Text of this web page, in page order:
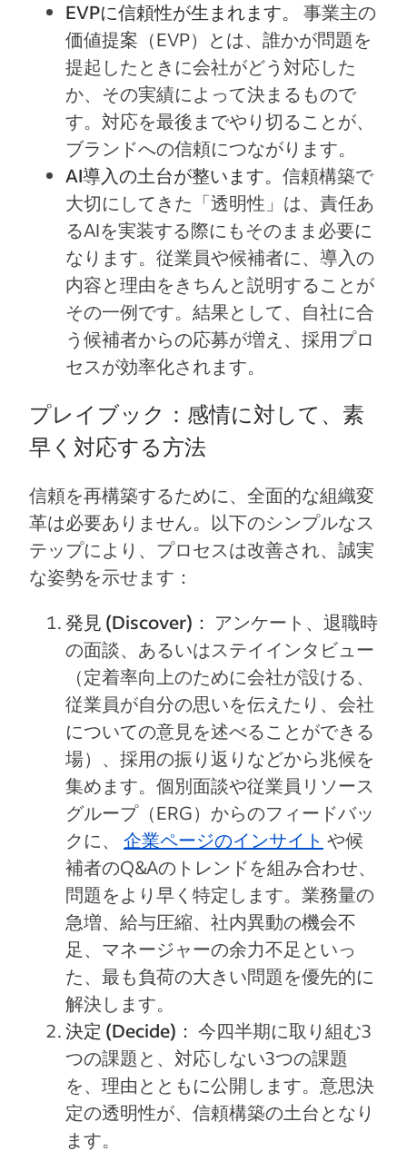
EVPに信頼性が生まれます。
事業主の
価値提案（EVP）とは、誰かが問題を
提起したときに会社がどう対応した
か、その実績によって決まるもので
す。対応を最後までやり切ることが、
ブランドへの信頼につながります。
AI導入の土台が整います。 信頼構築で
大切にしてきた「透明性」は、責任あ
るAIを実装する際にもそのまま必要に
なります。従業員や候補者に、導入の
内容と理由をきちんと説明することが
その一例です。結果として、自社に合
う候補者からの応募が増え、採用プロ
セスが効率化されます。
プレイブック：感情に対して、素
早く対応する方法
信頼を再構築するために、全面的な組織変
革は必要ありません。以下のシンプルなス
テップにより、プロセスは改善され、誠実
な姿勢を示せます：
発見 (Discover)： アンケート、退職時
の面談、あるいはステイインタビュー
（定着率向上のために会社が設ける、
従業員が自分の思いを伝えたり、会社
についての意見を述べることができる
場）、採用の振り返りなどから兆候を
集めます。個別面談や従業員リソース
グループ（ERG）からのフィードバッ
クに、 企業ページのインサイト や候
補者のQ&Aのトレンドを組み合わせ、
問題をより早く特定します。業務量の
急増、給与圧縮、社内異動の機会不
足、マネージャーの余力不足といっ
た、最も負荷の大きい問題を優先的に
解決します。
決定 (Decide)： 今四半期に取り組む3
つの課題と、対応しない3つの課題
を、理由とともに公開します。意思決
定の透明性が、信頼構築の土台となり
ます。